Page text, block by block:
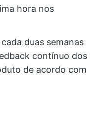
hora nos
duas semanas
contínuo dos
de acordo com